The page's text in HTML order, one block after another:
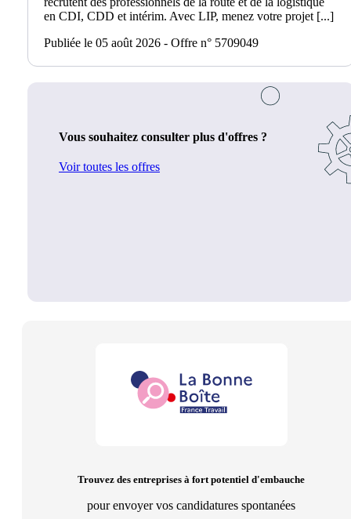
en CDI, CDD et intérim. Avec LIP, menez votre projet [...]
Publiée le 05 août 2026 - Offre n° 5709049
Vous souhaitez consulter plus d'offres ?
Voir toutes les offres
Trouvez des entreprises à fort potentiel d'embauche
pour envoyer vos candidatures spontanées